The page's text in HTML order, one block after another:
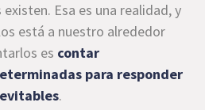
Esa es una realidad, y
está a nuestro alrededor
es contar
para responder
.